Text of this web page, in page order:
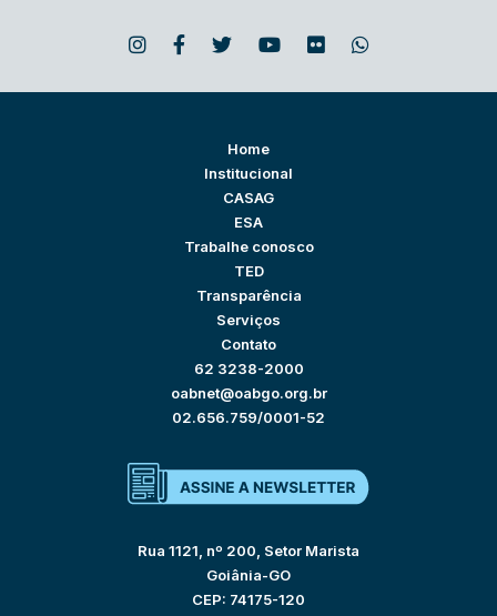
Home
Institucional
CASAG
ESA
Trabalhe conosco
TED
Transparência
Serviços
Contato
62 3238-2000
oabnet@oabgo.org.br
02.656.759/0001-52
Rua 1121, nº 200, Setor Marista
Goiânia-GO
CEP: 74175-120